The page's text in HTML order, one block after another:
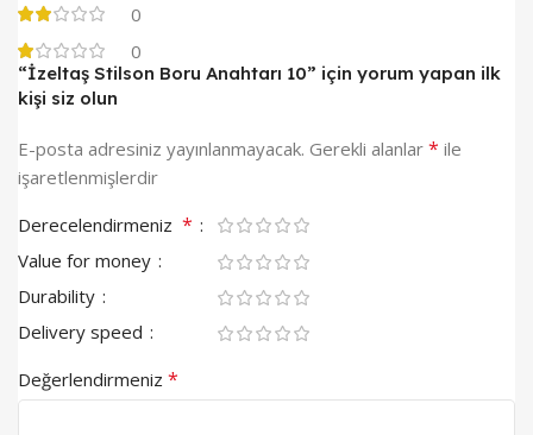
0
0
“İzeltaş Stilson Boru Anahtarı 10” için yorum yapan ilk
kişi siz olun
E-posta adresiniz yayınlanmayacak. Gerekli alanlar * ile
işaretlenmişlerdir
Derecelendirmeniz *
Value for money
Durability
Delivery speed
Değerlendirmeniz *